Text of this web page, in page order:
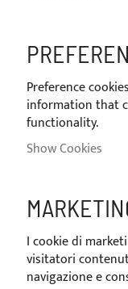
You have no
Preference
information that
functionality.
Show Cookies
I cookie di
visitatori
navigazione e